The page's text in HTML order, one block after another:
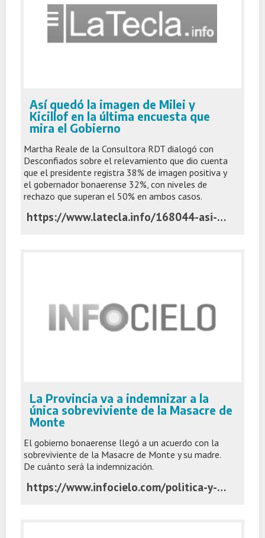
Así quedó la imagen de Milei y
Kicillof en la última encuesta que
mira el Gobierno
Martha Reale de la Consultora RDT dialogó con
Desconfiados sobre el relevamiento que dio cuenta
que el presidente registra 38% de imagen positiva y
el gobernador bonaerense 32%, con niveles de
rechazo que superan el 50% en ambos casos.
https://www.latecla.info/168044-asi-quedo-la-imagen-de-milei-y-kicillof-en-la-ultima-encuesta-que-mira-el-gobierno
La Provincia va a indemnizar a la
única sobreviviente de la Masacre de
Monte
El gobierno bonaerense llegó a un acuerdo con la
sobreviviente de la Masacre de Monte y su madre.
De cuánto será la indemnización.
https://www.infocielo.com/politica-y-economia/la-provincia-va-a-indemnizar-a-la-unica-sobreviviente-de-la-masacre-de-monte